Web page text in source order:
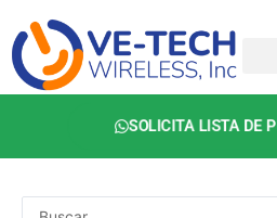
contenido
SOLICITA LISTA DE
Search